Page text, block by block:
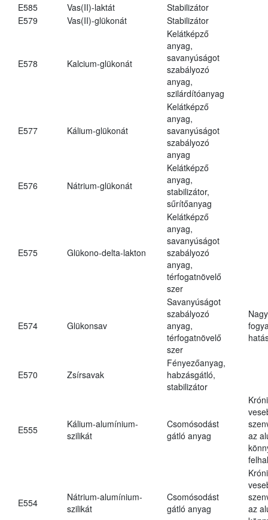
E585 Vas(II)-laktát
Stabilizátor
E579
Vas(II)-glükonát Stabilizátor
E578 Kalcium-glükonát
Kelátképző
anyag,
savanyúságot
szabályozó
anyag,
szilárdítóanyag
E577 Kálium-glükonát
Kelátképző
anyag,
savanyúságot
szabályozó
anyag
E576 Nátrium-glükonát
Kelátképző
anyag,
stabilizátor,
sűrítőanyag
E575 Glükono-delta-lakton
Kelátképző
anyag,
savanyúságot
szabályozó
anyag,
térfogatnövelő
szer
E574 Glükonsav
Savanyúságot
szabályozó
anyag,
térfogatnövelő
szer
E570 Zsírsavak
Fényezőanyag,
habzásgátló,
stabilizátor
E555
Kálium-alumínium-
szilikát
Csomósodást
gátló anyag
az
E554
Nátrium-alumínium-
szilikát
Csomósodást
gátló anyag
az